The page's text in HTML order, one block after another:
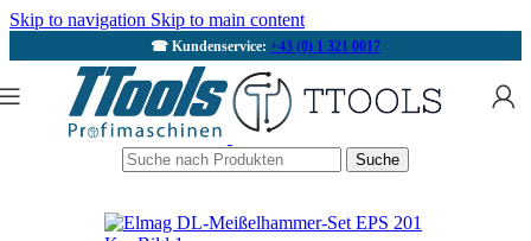
Skip to navigation Skip to main content
☎ Kundenservice: +43 (0) 1 321 0017
Suche